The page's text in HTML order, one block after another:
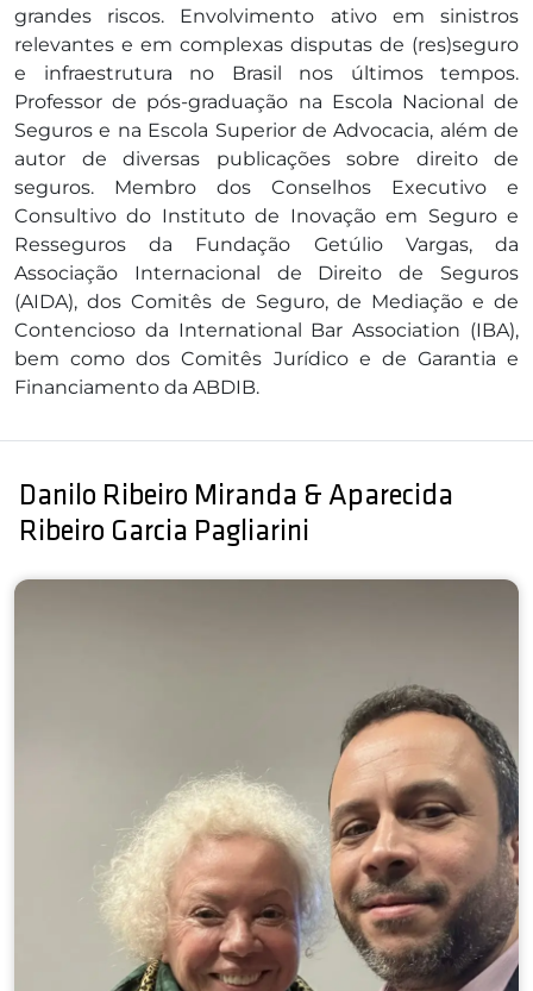
grandes riscos. Envolvimento ativo em sinistros
relevantes e em complexas disputas de (res)seguro
e infraestrutura no Brasil nos últimos tempos.
Professor de pós-graduação na Escola Nacional de
Seguros e na Escola Superior de Advocacia, além de
autor de diversas publicações sobre direito de
seguros. Membro dos Conselhos Executivo e
Consultivo do Instituto de Inovação em Seguro e
Resseguros da Fundação Getúlio Vargas, da
Associação Internacional de Direito de Seguros
(AIDA), dos Comitês de Seguro, de Mediação e de
Contencioso da International Bar Association (IBA),
bem como dos Comitês Jurídico e de Garantia e
Financiamento da ABDIB.
Danilo Ribeiro Miranda & Aparecida
Ribeiro Garcia Pagliarini